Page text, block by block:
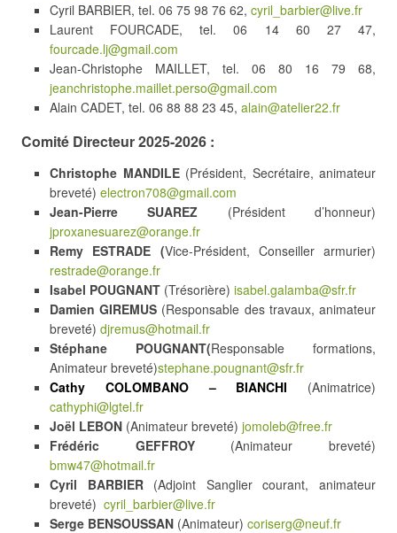
Cyril BARBIER, tel. 06 75 98 76 62, cyril_barbier@live.fr
Laurent FOURCADE, tel. 06 14 60 27 47,
fourcade.lj@gmail.com
Jean-Christophe MAILLET, tel. 06 80 16 79 68,
jeanchristophe.maillet.perso@gmail.com
Alain CADET, tel. 06 88 88 23 45, alain@atelier22.fr
Comité Directeur 2025-2026 :
Christophe MANDILE(Président, Secrétaire, animateur
breveté) electron708@gmail.com
Jean-Pierre SUAREZ (Président d’honneur)
jproxanesuarez@orange.fr
Remy ESTRADE (Vice-Président, Conseiller armurier)
restrade@orange.fr
Isabel POUGNANT (Trésorière) isabel.galamba@sfr.fr
Damien GIREMUS (Responsable des travaux, animateur
breveté) djremus@hotmail.fr
Stéphane POUGNANT(Responsable formations,
Animateur breveté)stephane.pougnant@sfr.fr
Cathy COLOMBANO – BIANCHI (Animatrice)
cathyphi@lgtel.fr
Joël LEBON (Animateur breveté) jomoleb@free.fr
Frédéric GEFFROY(Animateur breveté)
bmw47@hotmail.fr
Cyril BARBIER (Adjoint Sanglier courant, animateur
breveté) cyril_barbier@live.fr
Serge BENSOUSSAN (Animateur) coriserg@neuf.fr